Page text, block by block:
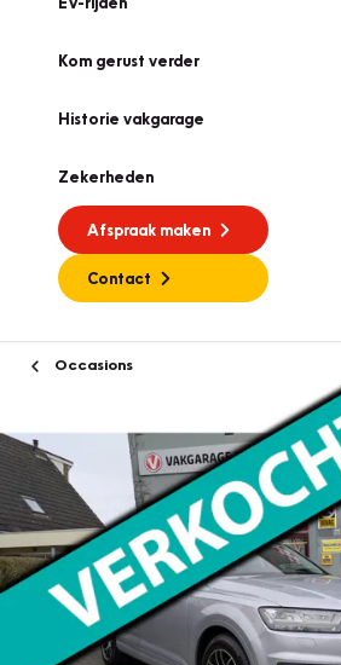
Kom gerust verder
Historie vakgarage
Zekerheden
Afspraak maken
Contact
Occasions